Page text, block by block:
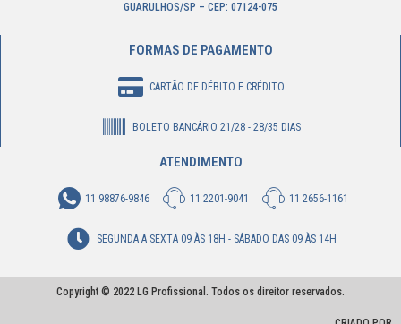
GUARULHOS/SP – CEP: 07124-075
FORMAS DE PAGAMENTO
CARTÃO DE DÉBITO E CRÉDITO
BOLETO BANCÁRIO 21/28 - 28/35 DIAS
ATENDIMENTO
11 98876-9846 11 2201-9041 11 2656-1161
SEGUNDA A SEXTA 09 ÀS 18H - SÁBADO DAS 09 ÀS 14H
Copyright © 2022 LG Profissional. Todos os direitor reservados.